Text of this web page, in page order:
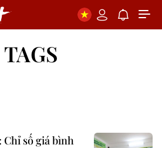
TAGS
Chỉ số giá bình